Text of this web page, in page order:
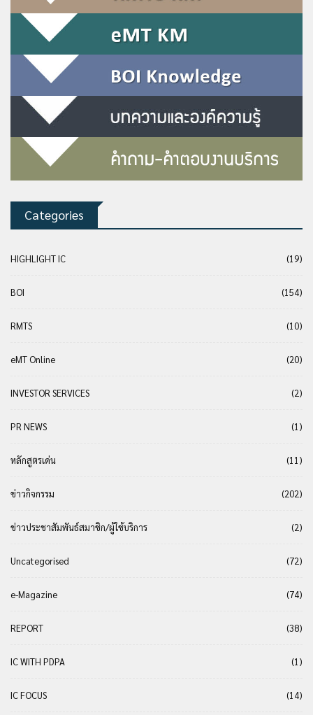
Categories
HIGHLIGHT IC (19)
BOI (154)
RMTS (10)
eMT Online (20)
INVESTOR SERVICES (2)
PR NEWS (1)
หลักสูตรเด่น (11)
ข่าวกิจกรรม (202)
ข่าวประชาสัมพันธ์สมาชิก/ผู้ใช้บริการ (2)
Uncategorised (72)
e-Magazine (74)
REPORT (38)
IC WITH PDPA (1)
IC FOCUS (14)